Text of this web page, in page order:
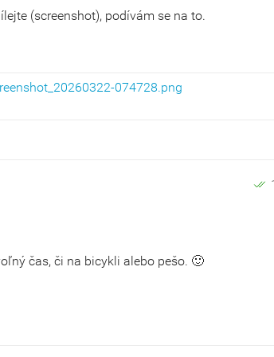
(screenshot), podívám se na to.
074728.png
čas, či na bicykli alebo pešo. 🙂